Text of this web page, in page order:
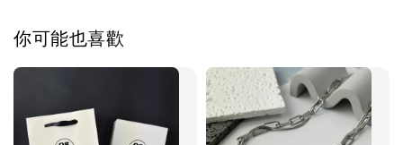
飾品禮物盒
你可能也喜歡